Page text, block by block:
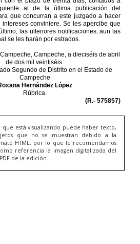
está visualizando puede haber texto,
que no se muestran debido a la
HTML, por lo que le recomendamos
referencia la imagen digitalizada del
de la edición.